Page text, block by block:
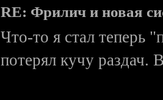
RE: Фрилич и новая
Что-то я стал теперь
потерял кучу раздач.